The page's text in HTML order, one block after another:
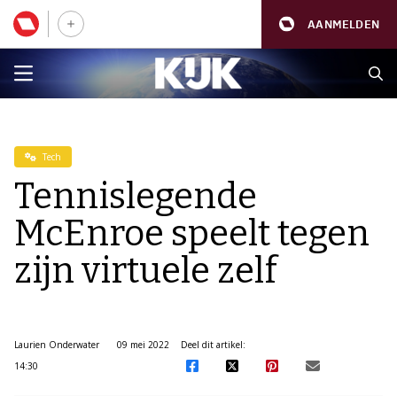
AANMELDEN
Tech
Tennislegende
McEnroe speelt tegen
zijn virtuele zelf
Laurien Onderwater
09 mei 2022
14:30
Deel dit artikel: